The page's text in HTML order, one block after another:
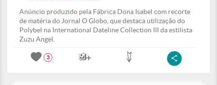
Anúncio produzido pela Fábrica Dona Isabel com recorte
de matéria do Jornal O Globo, que destaca utilização do
Polybel na International Dateline Collection III da estilista
Zuzu Angel.
3